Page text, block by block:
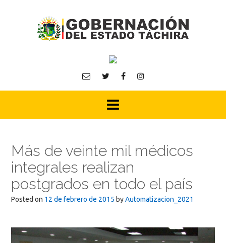
Más de veinte mil médicos
integrales realizan
postgrados en todo el país
Posted on 12 de febrero de 2015 byAutomatizacion_2021